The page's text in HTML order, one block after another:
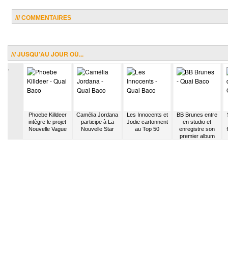
/// COMMENTAIRES
/// JUSQU'AU JOUR OÙ...
.
Phoebe Killdeer
intègre le projet
Nouvelle Vague
Camélia Jordana
participe à La
Nouvelle Star
Les Innocents et
Jodie cartonnent
au Top 50
BB Brunes entre
en studio et
enregistre son
premier album